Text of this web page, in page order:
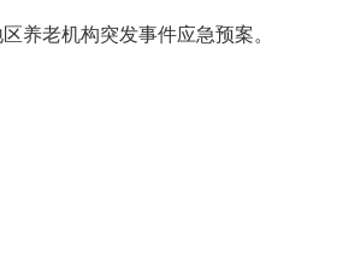
老机构突发事件应急预案。